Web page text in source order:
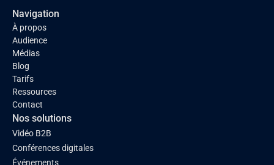
Navigation
À propos
Audience
Médias
Blog
Tarifs
Ressources
Contact
Nos solutions
Vidéo B2B
Conférences digitales
Événements